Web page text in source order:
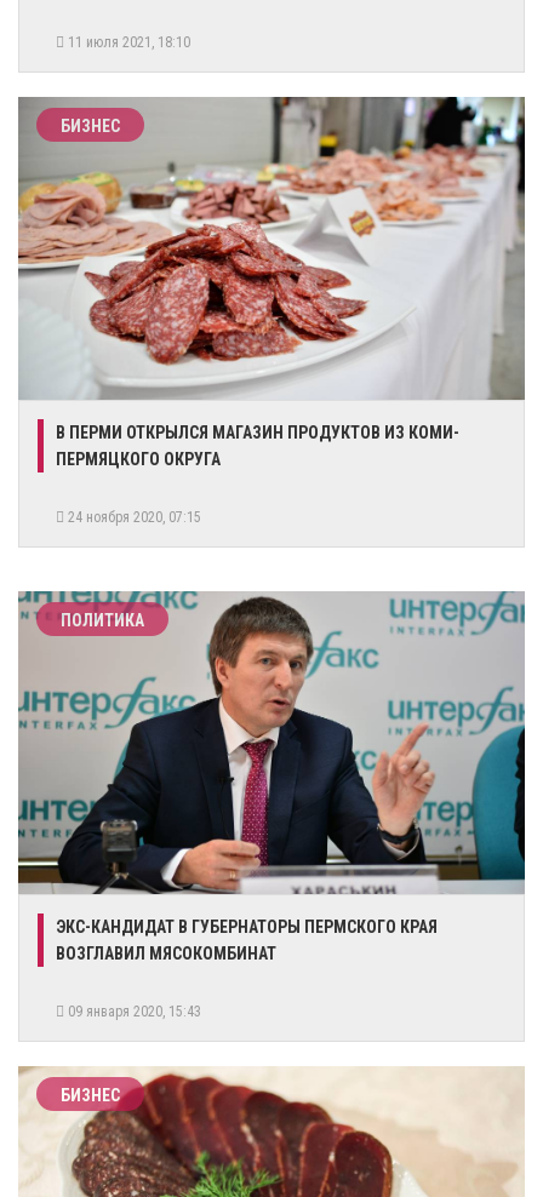
11 июля 2021, 18:10
БИЗНЕС
В ПЕРМИ ОТКРЫЛСЯ МАГАЗИН ПРОДУКТОВ ИЗ КОМИ-
ПЕРМЯЦКОГО ОКРУГА
24 ноября 2020, 07:15
ПОЛИТИКА
ЭКС-КАНДИДАТ В ГУБЕРНАТОРЫ ПЕРМСКОГО КРАЯ
ВОЗГЛАВИЛ МЯСОКОМБИНАТ
09 января 2020, 15:43
БИЗНЕС